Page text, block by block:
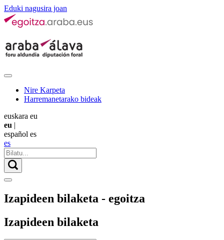
Eduki nagusira joan
Nire Karpeta
Harremanetarako bideak
euskara eu
eu |
español es
es
Izapideen bilaketa - egoitza
Izapideen bilaketa